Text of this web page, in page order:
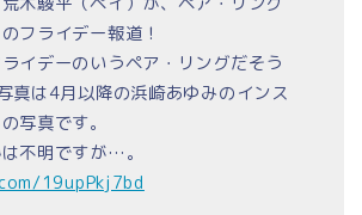
フライデー報道！
イデーのいうペア・リングだそう
真は4月以降の浜崎あゆみのインス
写真です。
不明ですが…。
19upPkj7bd